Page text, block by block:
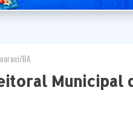
BA
Municipal